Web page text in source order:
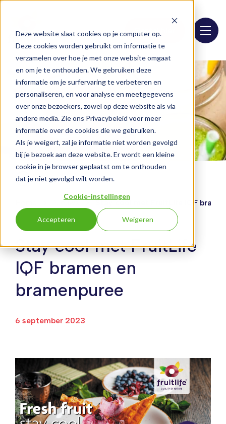
Deze website slaat cookies op je computer op.
Deze cookies worden gebruikt om informatie te
verzamelen over hoe je met onze website omgaat
en om je te onthouden. We gebruiken deze
informatie om je surfervaring te verbeteren en
personaliseren, en voor analyse en meetgegevens
over onze bezoekers, zowel op deze website als via
andere media. Zie ons Privacybeleid voor meer
informatie over de cookies die we gebruiken.
Als je weigert, zal je informatie niet worden gevolgd
bij je bezoek aan deze website. Er wordt een kleine
cookie in je browser geplaatst om te onthouden
dat je niet gevolgd wilt worden.
Cookie-instellingen
Accepteren Weigeren
Bestel hier
Nieuws Stay cool met FruitLife IQF
Stay cool met FruitLife
IQF bramen en
bramenpuree
6 september 2023